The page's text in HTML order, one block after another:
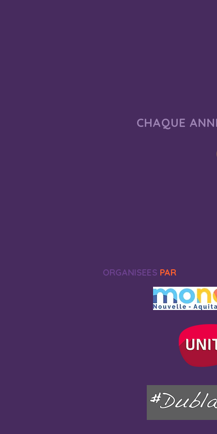
CHAQUE
ORGANISEES PAR